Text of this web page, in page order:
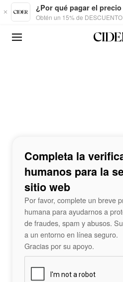
Skip to main content
¿Por qué pagar el
Obtén un 15% de
Completa la
humanos para la
sitio web
Por favor, complete un breve
humana para ayudarnos a
de fraudes, spam y abusos.
a un entorno en línea seguro.
Gracias por su apoyo.